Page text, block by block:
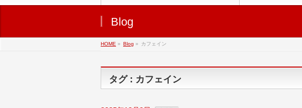
Blog
HOME » Blog » カフェイン
タグ : カフェイン